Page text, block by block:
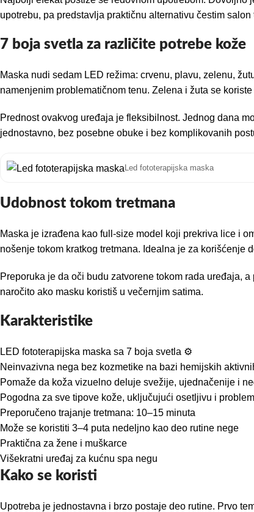
upotrebu, pa predstavlja praktičnu alternativu čestim salon
7 boja svetla za različite potrebe kože
Maska nudi sedam LED režima: crvenu, plavu, zelenu,
namenjenim problematičnom tenu. Zelena i žuta se
Prednost ovakvog uređaja je fleksibilnost. Jednog dana
jednostavno, bez posebne obuke i bez komplikovanih
Led fototerapijska maska
Udobnost tokom tretmana
Maska je izrađena kao full-size model koji prekriva lice i
nošenje tokom kratkog tretmana. Idealna je za korišćenje
Preporuka je da oči budu zatvorene tokom rada uređaja,
naročito ako masku koristiš u večernjim satima.
Karakteristike
LED fototerapijska maska sa 7 boja svetla ⚙️
Neinvazivna nega bez kozmetike na bazi hemijskih
Pomaže da koža vizuelno deluje svežije, ujednačenije i
Pogodna za sve tipove kože, uključujući osetljivu i
Preporučeno trajanje tretmana: 10–15 minuta
Može se koristiti 3–4 puta nedeljno kao deo rutine nege
Praktična za žene i muškarce
Višekratni uređaj za kućnu spa negu
Kako se koristi
Upotreba je jednostavna i brzo postaje deo rutine. Prvo